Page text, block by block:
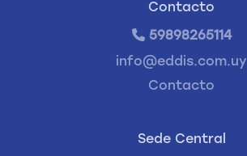
Contacto
59898265114
info@eddis.com.uy
Contacto
Sede Central